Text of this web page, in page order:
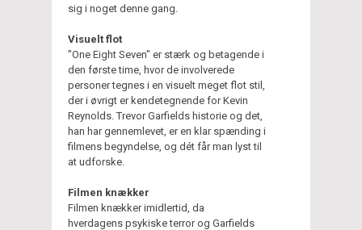
sig i noget denne gang.
Visuelt flot
"One Eight Seven" er stærk og betagende i
den første time, hvor de involverede
personer tegnes i en visuelt meget flot stil,
der i øvrigt er kendetegnende for Kevin
Reynolds. Trevor Garfields historie og det,
han har gennemlevet, er en klar spænding i
filmens begyndelse, og dét får man lyst til
at udforske.
Filmen knækker
Filmen knækker imidlertid, da
hverdagens psykiske terror og Garfields